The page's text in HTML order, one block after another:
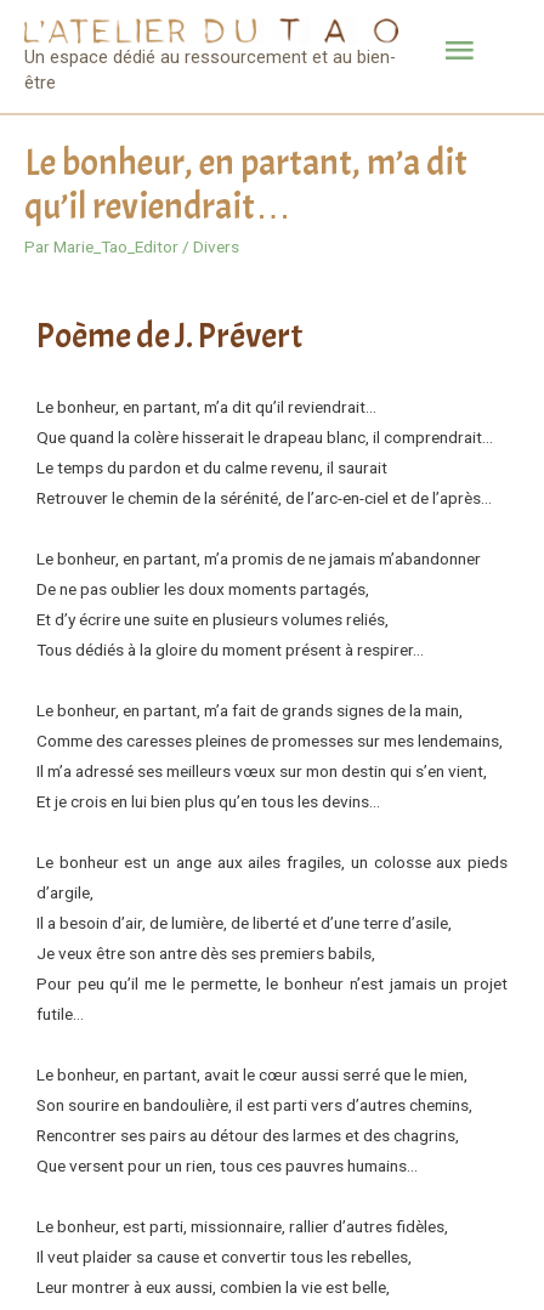
Un espace dédié au ressourcement et au bien-
être
Le bonheur, en partant, m’a dit
qu’il reviendrait…
ParMarie_Tao_Editor / Divers
Poème de J. Prévert
Le bonheur, en partant, m’a dit qu’il reviendrait…
Que quand la colère hisserait le drapeau blanc, il comprendrait…
Le temps du pardon et du calme revenu, il saurait
Retrouver le chemin de la sérénité, de l’arc-en-ciel et de l’après…
Le bonheur, en partant, m’a promis de ne jamais m’abandonner
De ne pas oublier les doux moments partagés,
Et d’y écrire une suite en plusieurs volumes reliés,
Tous dédiés à la gloire du moment présent à respirer…
Le bonheur, en partant, m’a fait de grands signes de la main,
Comme des caresses pleines de promesses sur mes lendemains,
Il m’a adressé ses meilleurs vœux sur mon destin qui s’en vient,
Et je crois en lui bien plus qu’en tous les devins…
Le bonheur est un ange aux ailes fragiles, un colosse aux pieds
d’argile,
Il a besoin d’air, de lumière, de liberté et d’une terre d’asile,
Je veux être son antre dès ses premiers babils,
Pour peu qu’il me le permette, le bonheur n’est jamais un projet
futile…
Le bonheur, en partant, avait le cœur aussi serré que le mien,
Son sourire en bandoulière, il est parti vers d’autres chemins,
Rencontrer ses pairs au détour des larmes et des chagrins,
Que versent pour un rien, tous ces pauvres humains…
Le bonheur, est parti, missionnaire, rallier d’autres fidèles,
Il veut plaider sa cause et convertir tous les rebelles,
Leur montrer à eux aussi, combien la vie est belle,